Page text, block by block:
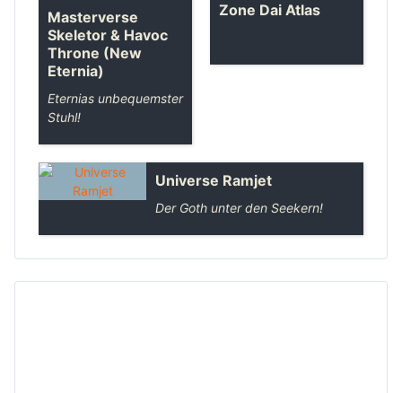
Masterverse
Skeletor & Havoc
Throne (New
Eternia)
Eternias unbequemster
Stuhl!
Zone Dai Atlas
Universe Ramjet
Der Goth unter den Seekern!